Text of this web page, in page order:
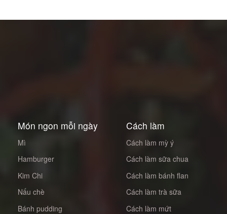
Món ngon mỗi ngày
Mì
Hamburger
Kim Chi
Nấu chè
Bánh pudding
Cách làm
Cách làm mỳ ý
Cách làm sữa chua
Cách làm bánh flan
Cách làm trà sữa
Cách làm mứt